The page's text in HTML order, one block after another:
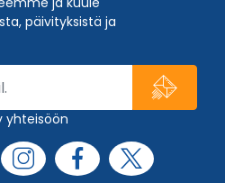
päivityksistä ja
yhteisöön